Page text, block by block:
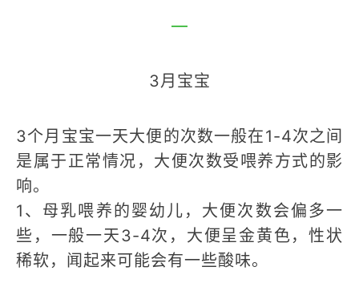
—
3月宝宝
3个月宝宝一天大便的次数一般在1-4次之间
是属于正常情况，大便次数受喂养方式的影
响。
1、母乳喂养的婴幼儿，大便次数会偏多一
些，一般一天3-4次，大便呈金黄色，性状
稀软，闻起来可能会有一些酸味。